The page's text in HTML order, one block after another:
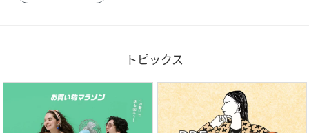
トピックス